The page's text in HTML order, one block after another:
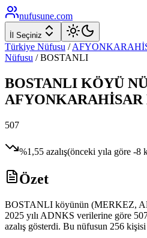
nufusune.com
İl Seçiniz
Türkiye Nüfusu /
Nüfusu /BOSTANLI
BOSTANLI KÖYÜ
AFYONKARAHİSAR
507
%1,55 azalış(önceki yıla göre -8
Özet
BOSTANLI köyünün (MERKEZ,
2025 yılı ADNKS verilerine göre
azalış gösterdi. Bu nüfusun 256